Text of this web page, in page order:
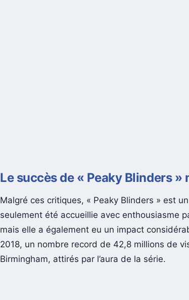
Le succès de « Peaky Blinders »
Malgré ces critiques, « Peaky Blinders » est
seulement été accueillie avec enthousiasme
mais elle a également eu un impact
2018, un nombre record de 42,8 millions de